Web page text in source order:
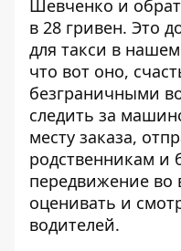
Шевченко и
в 28 гривен. Это
для такси в нашем
что вот оно,
безграничными
следить за
месту заказа,
родственникам и
передвижение во
оценивать и
водителей.